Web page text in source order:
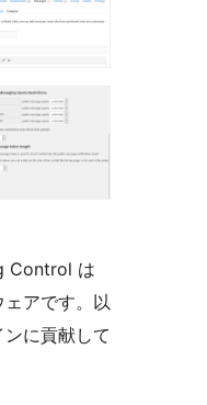
Control は
アです。以
に貢献して